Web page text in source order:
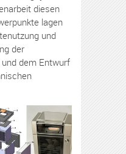
diesen
lagen
und
der
dem Entwurf